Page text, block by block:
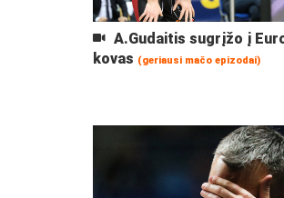
A.Gudaitis sugrįžo į
kovas (geriausi mačo epizodai)